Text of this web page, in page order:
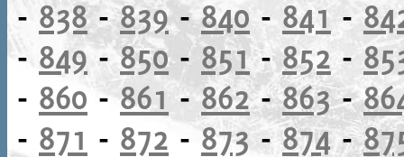
- 838-839-840 - 841 -
- 849 -850-851-852-
- 860 -861 -862-863-
- 871 - 872 - 873-874-